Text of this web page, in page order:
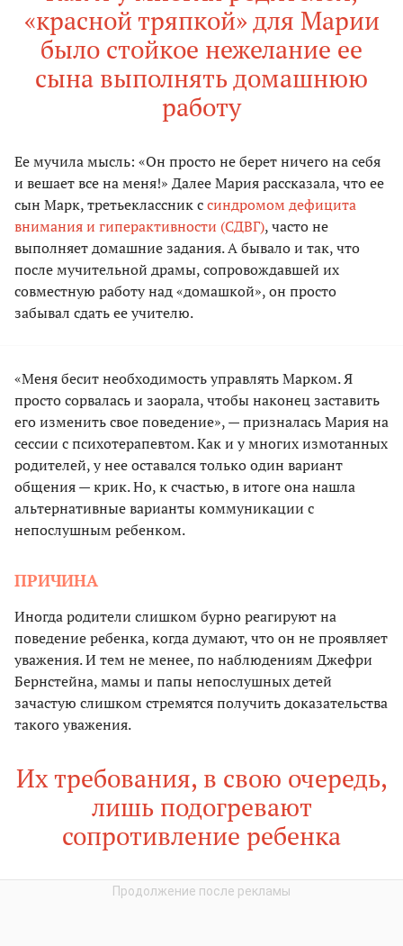
«красной тряпкой» для Марии
было стойкое нежелание ее
сына выполнять домашнюю
работу
Ее мучила мысль: «Он просто не берет ничего на себя
и вешает все на меня!» Далее Мария рассказала, что ее
сын Марк, третьеклассник ссиндромом дефицита
внимания и гиперактивности (СДВГ), часто не
выполняет домашние задания. А бывало и так, что
после мучительной драмы, сопровождавшей их
совместную работу над «домашкой», он просто
забывал сдать ее учителю.
«Меня бесит необходимость управлять Марком. Я
просто сорвалась и заорала, чтобы наконец заставить
его изменить свое поведение», — призналась Мария на
сессии с психотерапевтом. Как и у многих измотанных
родителей, у нее оставался только один вариант
общения — крик. Но, к счастью, в итоге она нашла
альтернативные варианты коммуникации с
непослушным ребенком.
ПРИЧИНА
Иногда родители слишком бурно реагируют на
поведение ребенка, когда думают, что он не проявляет
уважения. И тем не менее, по наблюдениям Джефри
Бернстейна, мамы и папы непослушных детей
зачастую слишком стремятся получить доказательства
такого уважения.
Их требования, в свою очередь,
лишь подогревают
сопротивление ребенка